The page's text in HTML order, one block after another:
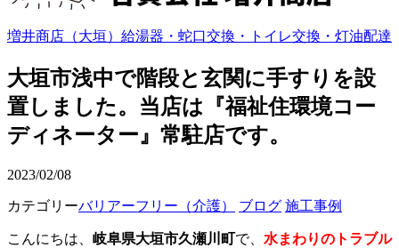
増井商店（大垣）給湯器・蛇口交換・トイレ交換・灯油配達
大垣市浅中で階段と玄関に手すりを設
置しました。当店は『福祉住環境コー
ディネーター』常駐店です。
2023/02/08
カテゴリーバリアーフリー（介護） ブログ 施工事例
こんにちは、 岐阜県大垣市久瀬川町で、 水まわりのトラブル